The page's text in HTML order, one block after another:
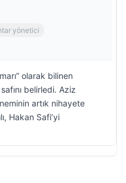
yönetici
olarak bilinen
belirledi. Aziz
artık nihayete
Hakan Safi’yi